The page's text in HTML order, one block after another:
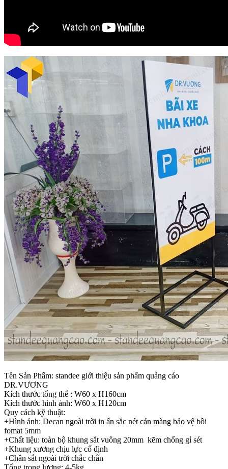
Tên Sản Phẩm: standee giới thiệu sản phẩm quảng cáo
DR.VƯƠNG
Kích thước tổng thể : W60 x H160cm
Kích thước hình ảnh: W60 x H120cm
Quy cách kỹ thuật:
+Hình ảnh: Decan ngoài trời in ấn sắc nét cán màng bảo vệ bồi
fomat 5mm
+Chất liệu: toàn bộ khung sắt vuông 20mm kẽm chống gỉ sét
+Khung xương chịu lực cố định
+Chân sắt ngoài trời chắc chắn
Tổng trọng lượng: 4-5kg